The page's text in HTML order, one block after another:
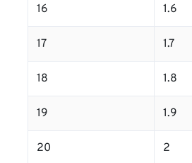
16 1.6
17 1.7
18 1.8
19 1.9
20 2